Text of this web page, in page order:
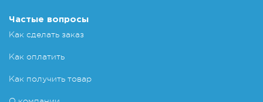
Частые вопросы
Как сделать заказ
Как оплатить
Как получить товар